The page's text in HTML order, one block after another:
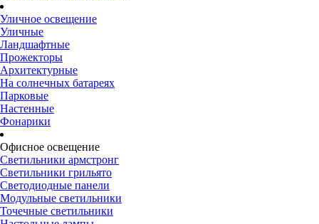
Уличное освещение
Уличные
Ландшафтные
Прожекторы
Архитектурные
На солнечных батареях
Парковые
Настенные
Фонарики
Офисное освещение
Светильники армстронг
Светильники грильято
Светодиодные панели
Модульные светильники
Точечные светильники